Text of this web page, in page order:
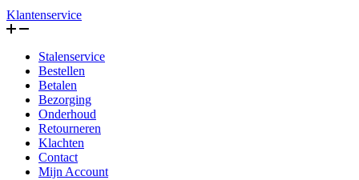
Klantenservice
Stalenservice
Bestellen
Betalen
Bezorging
Onderhoud
Retourneren
Klachten
Contact
Mijn Account